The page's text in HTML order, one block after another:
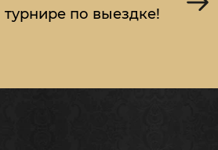
турнире по выездке!